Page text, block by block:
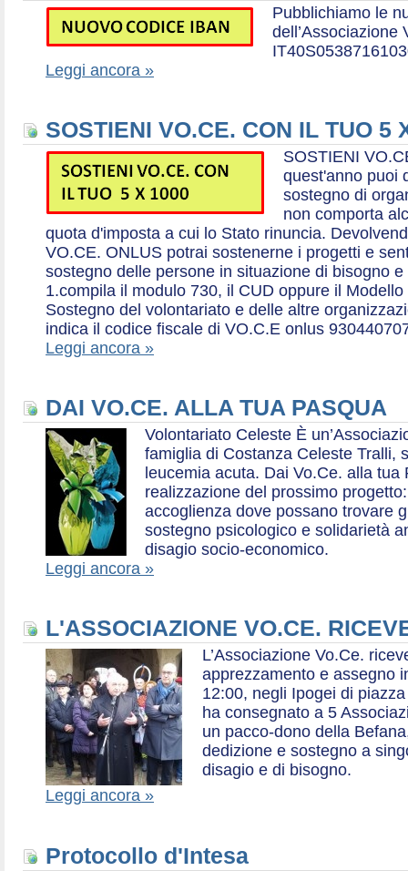
Pubblichiamo le
dell’Associazione
Leggi ancora »
SOSTIENI VO.CE. CON IL TUO 5
SOSTIENI
quest'anno puoi
sostegno di
non comporta
quota d'imposta a cui lo Stato rinuncia.
VO.CE. ONLUS potrai sostenerne i progetti e
sostegno delle persone in situazione di bisogno
1.compila il modulo 730, il CUD oppure il
Sostegno del volontariato e delle altre
indica il codice fiscale di VO.C.E onlus
Leggi ancora »
DAI VO.CE. ALLA TUA PASQUA
Volontariato Celeste È
famiglia di Costanza Celeste Tralli,
leucemia acuta. Dai Vo.Ce. alla tua
realizzazione del prossimo
accoglienza dove possano trovare
sostegno psicologico e solidarietà
disagio socio-economico.
Leggi ancora »
L'ASSOCIAZIONE VO.CE.
L’Associazione Vo.Ce.
apprezzamento e assegno
12:00, negli Ipogei di
ha consegnato a 5
un pacco-dono della
dedizione e sostegno a
disagio e di bisogno.
Leggi ancora »
Protocollo d'Intesa